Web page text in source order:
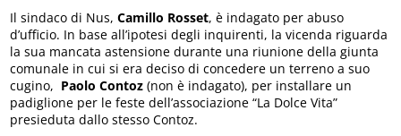
Il sindaco di Nus,Camillo Rosset, è indagato per abuso
d’ufficio. In base all’ipotesi degli inquirenti, la vicenda riguarda
la sua mancata astensione durante una riunione della giunta
comunale in cui si era deciso di concedere un terreno a suo
cugino, Paolo Contoz (non è indagato), per installare un
padiglione per le feste dell’associazione “La Dolce Vita”
presieduta dallo stesso Contoz.